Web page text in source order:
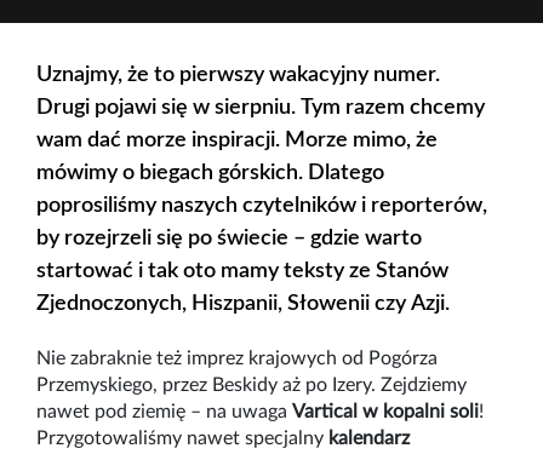
Uznajmy, że to pierwszy wakacyjny numer.
Drugi pojawi się w sierpniu. Tym razem chcemy
wam dać morze inspiracji. Morze mimo, że
mówimy o biegach górskich. Dlatego
poprosiliśmy naszych czytelników i reporterów,
by rozejrzeli się po świecie – gdzie warto
startować i tak oto mamy teksty ze Stanów
Zjednoczonych, Hiszpanii, Słowenii czy Azji.
Nie zabraknie też imprez krajowych od Pogórza
Przemyskiego, przez Beskidy aż po Izery. Zejdziemy
nawet pod ziemię – na uwaga Vartical w kopalni soli!
Przygotowaliśmy nawet specjalny kalendarz